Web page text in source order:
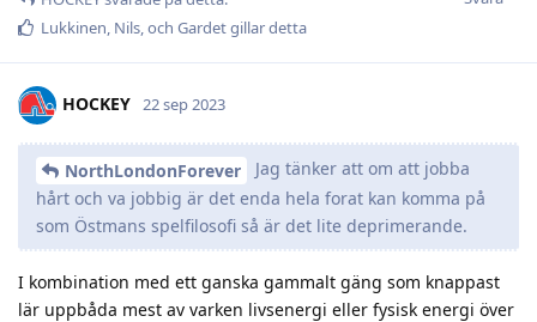
Lukkinen, Nils, och Gardetgillar detta
HOCKEY 22 sep 2023
NorthLondonForever
Jag tänker att om att jobba
hårt och va jobbig är det enda hela forat kan komma på
som Östmans spelfilosofi så är det lite deprimerande.
I kombination med ett ganska gammalt gäng som knappast
lär uppbåda mest av varken livsenergi eller fysisk energi över